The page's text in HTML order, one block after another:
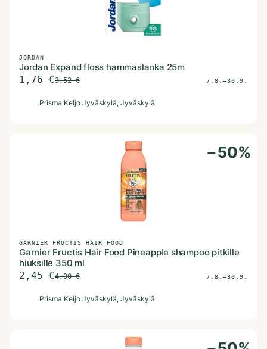
JORDAN
Jordan Expand floss hammaslanka 25m
1,76 €3,52€ 7.8.–30.9.
Prisma Keljo Jyväskylä, Jyväskylä
−50%
GARNIER FRUCTIS HAIR FOOD
Garnier Fructis Hair Food Pineapple shampoo pitkille
hiuksille 350 ml
2,45 €4,90€ 7.8.–30.9.
Prisma Keljo Jyväskylä, Jyväskylä